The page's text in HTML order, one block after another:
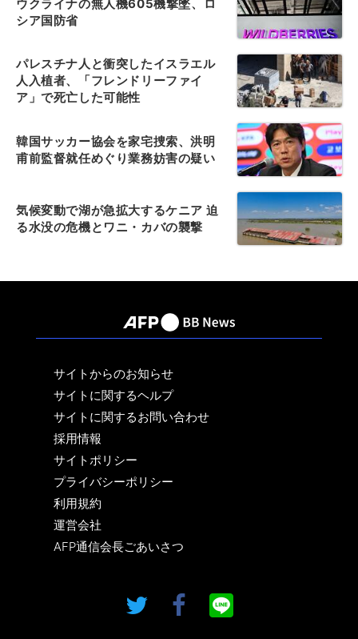
ウクライナの無人機605機撃墜、ロ
シア国防省
パレスチナ人と衝突したイスラエル
人入植者、「フレンドリーファイ
ア」で死亡した可能性
韓国サッカー協会を家宅捜索、洪明
甫前監督就任めぐり業務妨害の疑い
気候変動で湖が急拡大するケニア 迫
る水没の危機とワニ・カバの襲撃
サイトからのお知らせ
サイトに関するヘルプ
サイトに関するお問い合わせ
採用情報
サイトポリシー
プライバシーポリシー
利用規約
運営会社
AFP通信会長ごあいさつ